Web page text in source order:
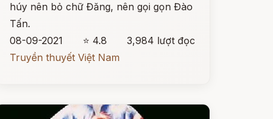
húy nên bỏ chữ Đăng, nên gọi gọn Đào
Tấn.
08-09-2021
⭐ 4.8
3,984 lượt đọc
Truyền thuyết Việt Nam